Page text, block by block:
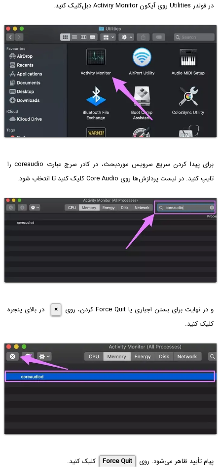
در فولدر Utilities روی آیکون Activiry Monitor دبل‌کلیک کنید.
برای پیدا کردن سریع سرویس موردبحث، در کادر سرچ عبارت coreaudio را
تایپ کنید. در لیست پردازش‌ها روی Core Audio کلیک کنید تا انتخاب شود.
و در نهایت برای بستن اجباری یا Force Quit کردن، روی ×
در بالای پنجره
کلیک کنید.
پیام تأیید ظاهر می‌شود. روی Force Quit کلیک کنید.